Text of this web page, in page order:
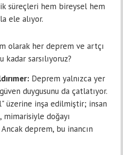
süreçleri hem bireysel hem
ele alıyor.
olarak her deprem ve artçı
kadar sarsılıyoruz?
Deprem yalnızca yer
duygusunu da çatlatıyor.
üzerine inşa edilmiştir; insan
doğayı
deprem, bu inancın